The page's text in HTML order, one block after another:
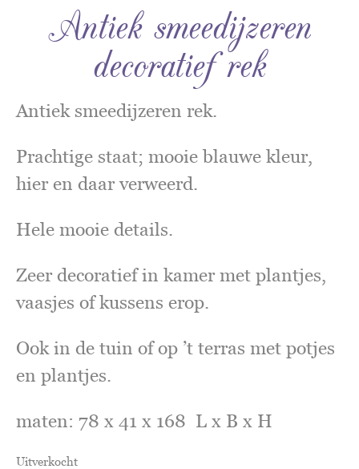
Antiek smeedijzeren
decoratief rek
Antiek smeedijzeren rek.
Prachtige staat; mooie blauwe kleur,
hier en daar verweerd.
Hele mooie details.
Zeer decoratief in kamer met plantjes,
vaasjes of kussens erop.
Ook in de tuin of op ’t terras met potjes
en plantjes.
maten: 78 x 41 x 168 L x B x H
Uitverkocht